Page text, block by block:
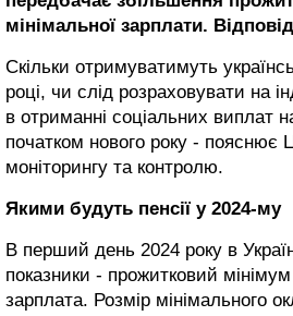
мінімальної зарплати.
Скільки отримуватимуть
році, чи слід розраховувати на
в отриманні соціальних виплат
початком нового року - пояснює
моніторингу та контролю.
Якими будуть пенсії у 2024-му
В перший день 2024 року в
показники - прожитковий
зарплата. Розмір мінімального